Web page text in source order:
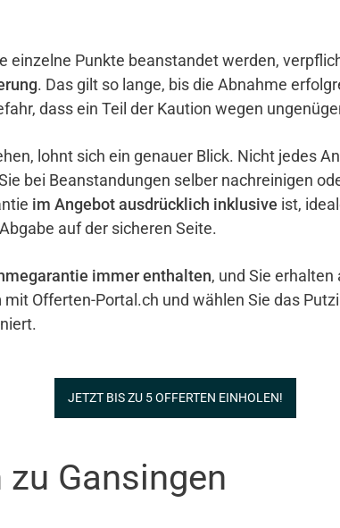
einzelne Punkte beanstandet werden,
. Das gilt so lange, bis die Abnahme
dass ein Teil der Kaution wegen
lohnt sich ein genauer Blick. Nicht jedes
bei Beanstandungen selber nachreinigen
im Angebot ausdrücklich inklusive ist,
auf der sicheren Seite.
immer enthalten, und Sie
mit Offerten-Portal.ch und wählen Sie das
JETZT BIS ZU 5 OFFERTEN EINHOLEN!
Gansingen